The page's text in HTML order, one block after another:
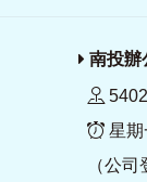
南投辦
星
（公